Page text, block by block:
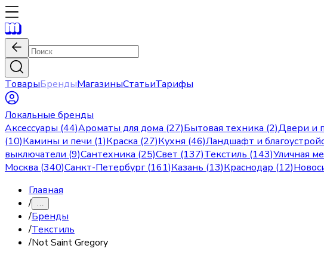
ТоварыБрендыМагазиныСтатьиТарифы
Локальные бренды
Аксессуары (44)Ароматы для дома (27)Бытовая техника (2)Двери и
(10)Камины и печи (1)Краска (27)Кухня (46)Ландшафт и
выключатели (9)Сантехника (25)Свет (137)Текстиль (143)Уличная
Москва (340)Санкт-Петербург(161)Казань (13)Краснодар (12)
Главная
/ …
/Бренды
/Текстиль
/Not Saint Gregory